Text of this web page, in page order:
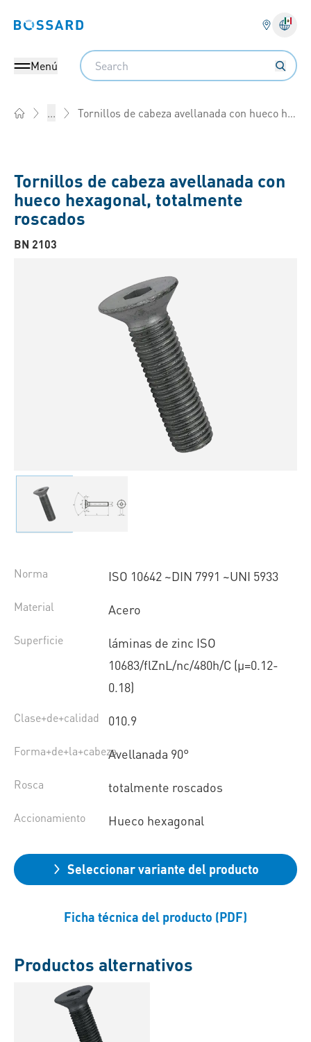
Bossard homepage
Menú
Search
... Tornillos de cabeza avellanada con hueco hexagonal, totalmente roscados
Tornillos de cabeza avellanada con
hueco hexagonal, totalmente
roscados
BN 2103
Norma ISO 10642 ~DIN 7991 ~UNI 5933
Material Acero
Superficie
láminas de zinc ISO
10683/flZnL/nc/480h/C (µ=0.12-
0.18)
Clase+de+calidad 010.9
Forma+de+la+cabezaAvellanada 90°
Rosca totalmente roscados
Accionamiento Hueco hexagonal
Seleccionar variante del producto
Ficha técnica del producto (PDF)
Productos alternativos